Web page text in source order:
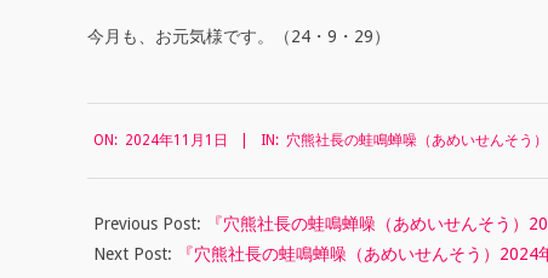
め
い
せ
ん
そ
今月も、お元気様です。（24・9・29）
11-
01
ON: 2024年11月1日 IN: 穴熊社長の蛙鳴蝉噪（あめいせんそう）
Previous Post:
『穴熊社長の蛙鳴蝉噪（あめいせんそう）
Next Post:
『穴熊社長の蛙鳴蝉噪（あめいせんそう）2024